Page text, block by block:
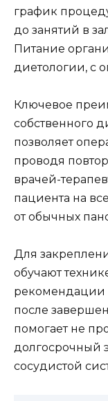
график
до занятий в
Питание
диетологии, с
Ключевое
собственного
позволяет
проводя
врачей-
пациента на
от обычных
Для
обучают
рекомендации
после
помогает не
долгосрочный
сосудистой